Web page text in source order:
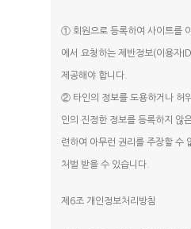
① 회원으로 등록하여 사이트를
에서 요청하는 제반정보(이용자
제공해야 합니다.
② 타인의 정보를 도용하거나 허
인의 진정한 정보를 등록하지 않
련하여 아무런 권리를 주장할 수
처벌 받을 수 있습니다.
제6조 개인정보처리방침